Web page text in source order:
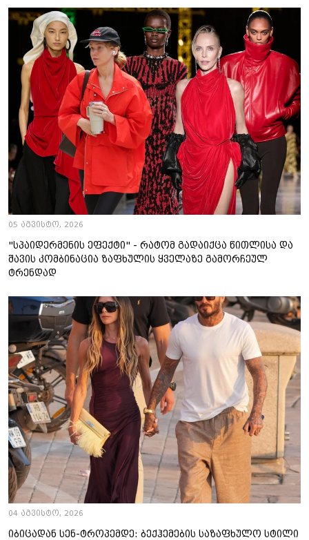
05 აგვისტო, 2026
"სპაიდერმენის ეფექტი" - რატომ გადაიქცა წითლისა და
შავის კომბინაცია ზაფხულის ყველაზე გამორჩეულ
ტრენდად
04 აგვისტო, 2026
იბიცადან სენ-ტროპემდე: ბექჰემების საზაფხულო სტილი